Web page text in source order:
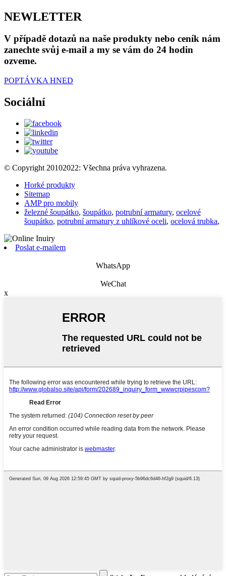
NEWLETTER
V případě dotazů na naše produkty nebo ceník nám
zanechte svůj e-mail a my se vám do 24 hodin
ozveme.
POPTÁVKA HNED
Sociální
© Copyright 20102022: Všechna práva vyhrazena.
Horké produkty
Sitemap
AMP pro mobily
železné šoupátko, šoupátko, potrubní armatury, ocelové
šoupátko, potrubní armatury z uhlíkové oceli, ocelová trubka,
Poslat e-mailem
WhatsApp
WeChat
x